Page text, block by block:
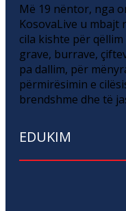
Më 19 nëntor, nga
KosovaLive u mbajt
cila kishte për
grave, burrave,
pa dallim, për
përmirësimin e
brendshme dhe të
EDUKIM